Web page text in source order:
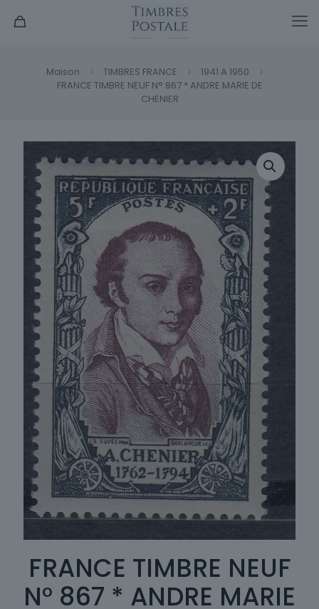
Maison TIMBRES FRANCE
1941 A 1950
FRANCE TIMBRE NEUF N° 867 * ANDRE MARIE DE
CHENIER
FRANCE TIMBRE NEUF
N° 867 * ANDRE MARIE